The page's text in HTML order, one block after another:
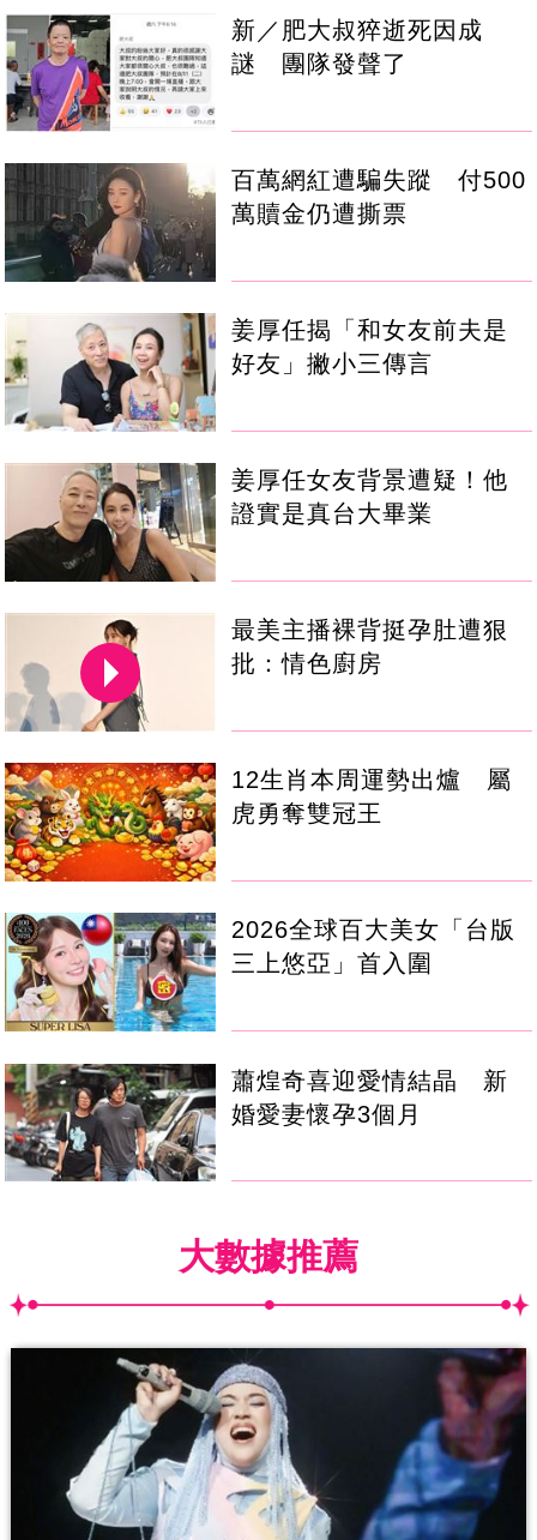
新／肥大叔猝逝死因成
謎 團隊發聲了
百萬網紅遭騙失蹤 付500
萬贖金仍遭撕票
姜厚任揭「和女友前夫是
好友」撇小三傳言
姜厚任女友背景遭疑！他
證實是真台大畢業
最美主播裸背挺孕肚遭狠
批：情色廚房
12生肖本周運勢出爐 屬
虎勇奪雙冠王
2026全球百大美女「台版
三上悠亞」首入圍
蕭煌奇喜迎愛情結晶 新
婚愛妻懷孕3個月
大數據推薦